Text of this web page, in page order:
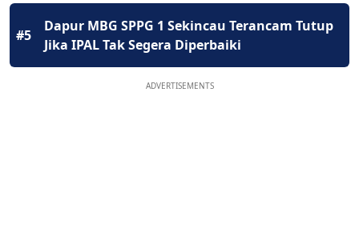
#5
Dapur MBG SPPG 1 Sekincau Terancam Tutup
Jika IPAL Tak Segera Diperbaiki
ADVERTISEMENTS